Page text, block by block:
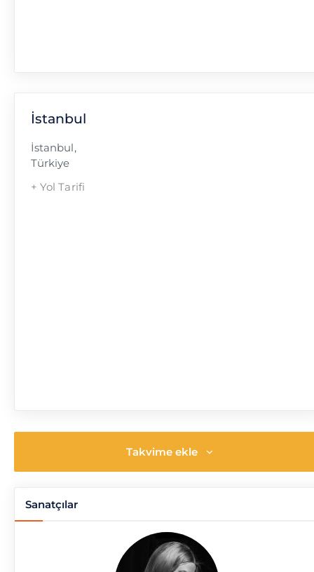
İstanbul
İstanbul,
Türkiye
+ Yol Tarifi
Takvime ekle
Sanatçılar